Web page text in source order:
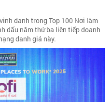
danh trong Top 100 Nơi làm
dấu năm thứ ba liên tiếp doanh
danh giá này.